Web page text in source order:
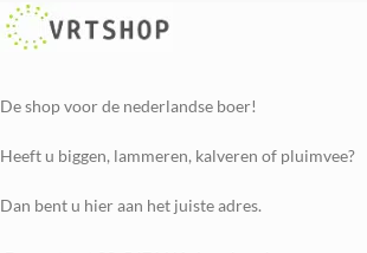
De shop voor de nederlandse boer!
Heeft u biggen, lammeren, kalveren of pluimvee?
Dan bent u hier aan het juiste adres.